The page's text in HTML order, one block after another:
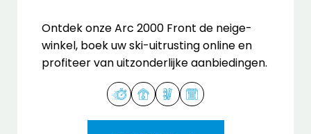
Ontdek onze Arc 2000 Front de neige-
winkel, boek uw ski-uitrusting online en
profiteer van uitzonderlijke aanbiedingen.